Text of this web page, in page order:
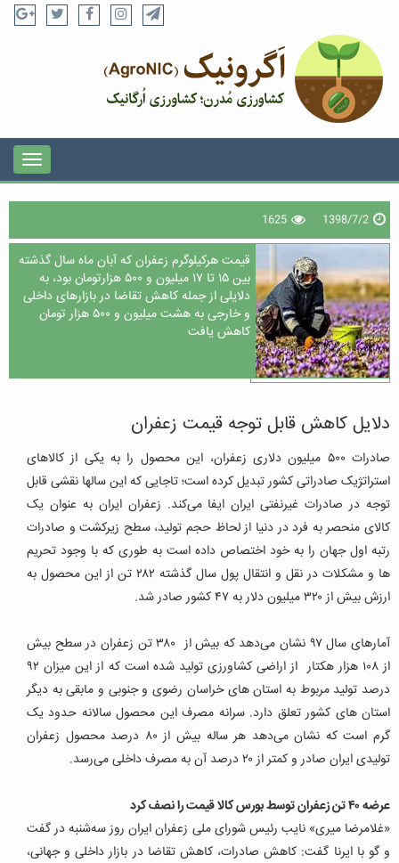
1398/7/2
1625
قیمت هرکیلوگرم زعفران که آبان ماه سال گذشته
بین ۱۵ تا ۱۷ میلیون و ۵۰۰ هزارتومان بود، به
دلایلی از جمله کاهش تقاضا در بازارهای داخلی
و خارجی به هشت میلیون و ۵۰۰ هزار تومان
کاهش یافت
دلایل کاهش قابل توجه قیمت زعفران
صادرات ۵۰۰ میلیون دلاری زعفران، این محصول را به یکی از کالاهای
استراتژیک صادراتی کشور تبدیل کرده است؛ تاجایی که این سالها نقشی قابل
توجه در صادرات غیرنفتی ایران ایفا می‌کند. زعفران ایران به عنوان یک
کالای منحصر به فرد در دنیا از لحاظ حجم تولید، سطح زیرکشت و صادرات
رتبه اول جهان را به خود اختصاص داده است به طوری که با وجود تحریم
ها و مشکلات در نقل و انتقال پول سال گذشته ۲۸۲ تن از این محصول به
ارزش بیش از ۳۲۰ میلیون دلار به ۴۷ کشور صادر شد.
آمارهای سال ۹۷ نشان می‌دهد که بیش از ۳۸۰ تن زعفران در سطح بیش
از ۱۰۸ هزار هکتار از اراضی کشاورزی تولید شده است که از این میزان ۹۲
درصد تولید مربوط به استان های خراسان رضوی و جنوبی و مابقی به دیگر
استان های کشور تعلق دارد. سرانه مصرف این محصول سالانه حدود یک
گرم است که نشان می‌دهد هر ساله بیش از ۸۰ درصد محصول زعفران
تولیدی ایران صادر و کمتر از ۲۰ درصد آن به مصرف داخلی می‌رسد.
عرضه ۴۰ تن زعفران توسط بورس کالا قیمت را نصف کرد
«غلامرضا میری» نایب رئیس شورای ملی زعفران ایران روز سه‌شنبه در گفت
و گو با ایرنا گفت: کاهش صادرات، کاهش تقاضا در بازار داخلی و جهانی،